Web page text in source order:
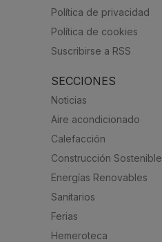
Política de privacidad
Política de cookies
Suscribirse a RSS
SECCIONES
Noticias
Aire acondicionado
Calefacción
Construcción Sostenible
Energías Renovables
Sanitarios
Ferias
Hemeroteca